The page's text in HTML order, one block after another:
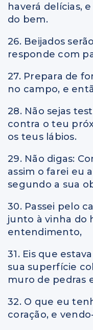
haverá delícias,
do bem.
26. Beijados
responde com
27. Prepara de
no campo, e
28. Não sejas
contra o teu
os teus lábios.
29. Não digas:
assim o farei eu
segundo a sua
30. Passei pelo
junto à vinha do
entendimento,
31. Eis que
sua superfície
muro de pedras
32. O que eu
coração, e